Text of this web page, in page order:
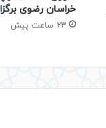
خراسان رضوی
23 ساعت پیش